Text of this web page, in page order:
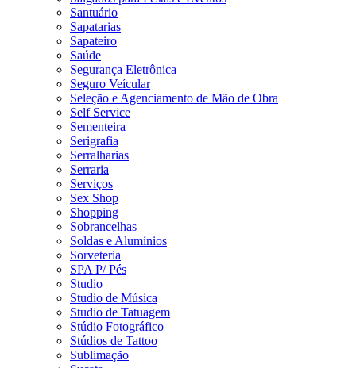
Santuário
Sapatarias
Sapateiro
Saúde
Segurança Eletrônica
Seguro Veícular
Seleção e Agenciamento de Mão de Obra
Self Service
Sementeira
Serigrafia
Serralharias
Serraria
Serviços
Sex Shop
Shopping
Sobrancelhas
Soldas e Alumínios
Sorveteria
SPA P/ Pés
Studio
Studio de Música
Studio de Tatuagem
Stúdio Fotográfico
Stúdios de Tattoo
Sublimação